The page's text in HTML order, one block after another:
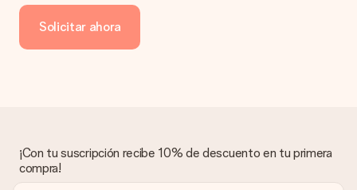
de crédito o transferencia bancaria. En caso de elegir
transferencia bancaria, ten en cuenta 3 días adicionales para la
entrega de tu regalo.
asunto contigo. Ponte en contacto con nuestro equipo de
atención al cliente por teléfono, correo electrónico o chat y
buscaremos una solución adecuada para ti.
Solicitar ahora
¡Con tu suscripción recibe 10% de descuento en tu primera
compra!